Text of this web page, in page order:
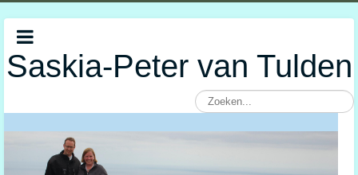
Saskia-Peter van Tulden